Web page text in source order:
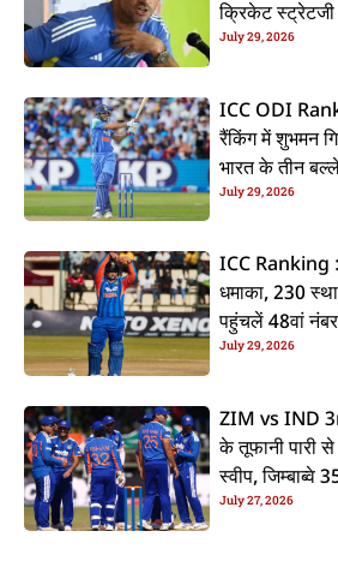
क्रिकेट स्ट्रेटजी
July 29, 2026
ICC ODI
रैंकिंग में शुभमन
भारत के तीन
July 29, 2026
ICC Ranking
धमाका, 230
पहुंचलें 48वां
July 29, 2026
ZIM vs IND
के तूफानी पारी
स्वीप, जिम्बाब्वे
July 27, 2026